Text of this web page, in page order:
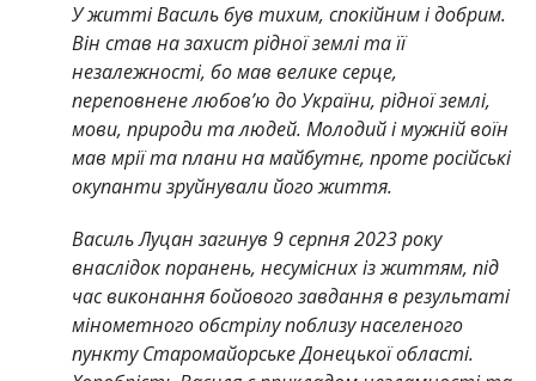
У житті Василь був тихим, спокійним і добрим.
Він став на захист рідної землі та її
незалежності, бо мав велике серце,
переповнене любов’ю до України, рідної землі,
мови, природи та людей. Молодий і мужній воїн
мав мрії та плани на майбутнє, проте російські
окупанти зруйнували його життя.
Василь Луцан загинув 9 серпня 2023 року
внаслідок поранень, несумісних із життям, під
час виконання бойового завдання в результаті
мінометного обстрілу поблизу населеного
пункту Старомайорське Донецької області.